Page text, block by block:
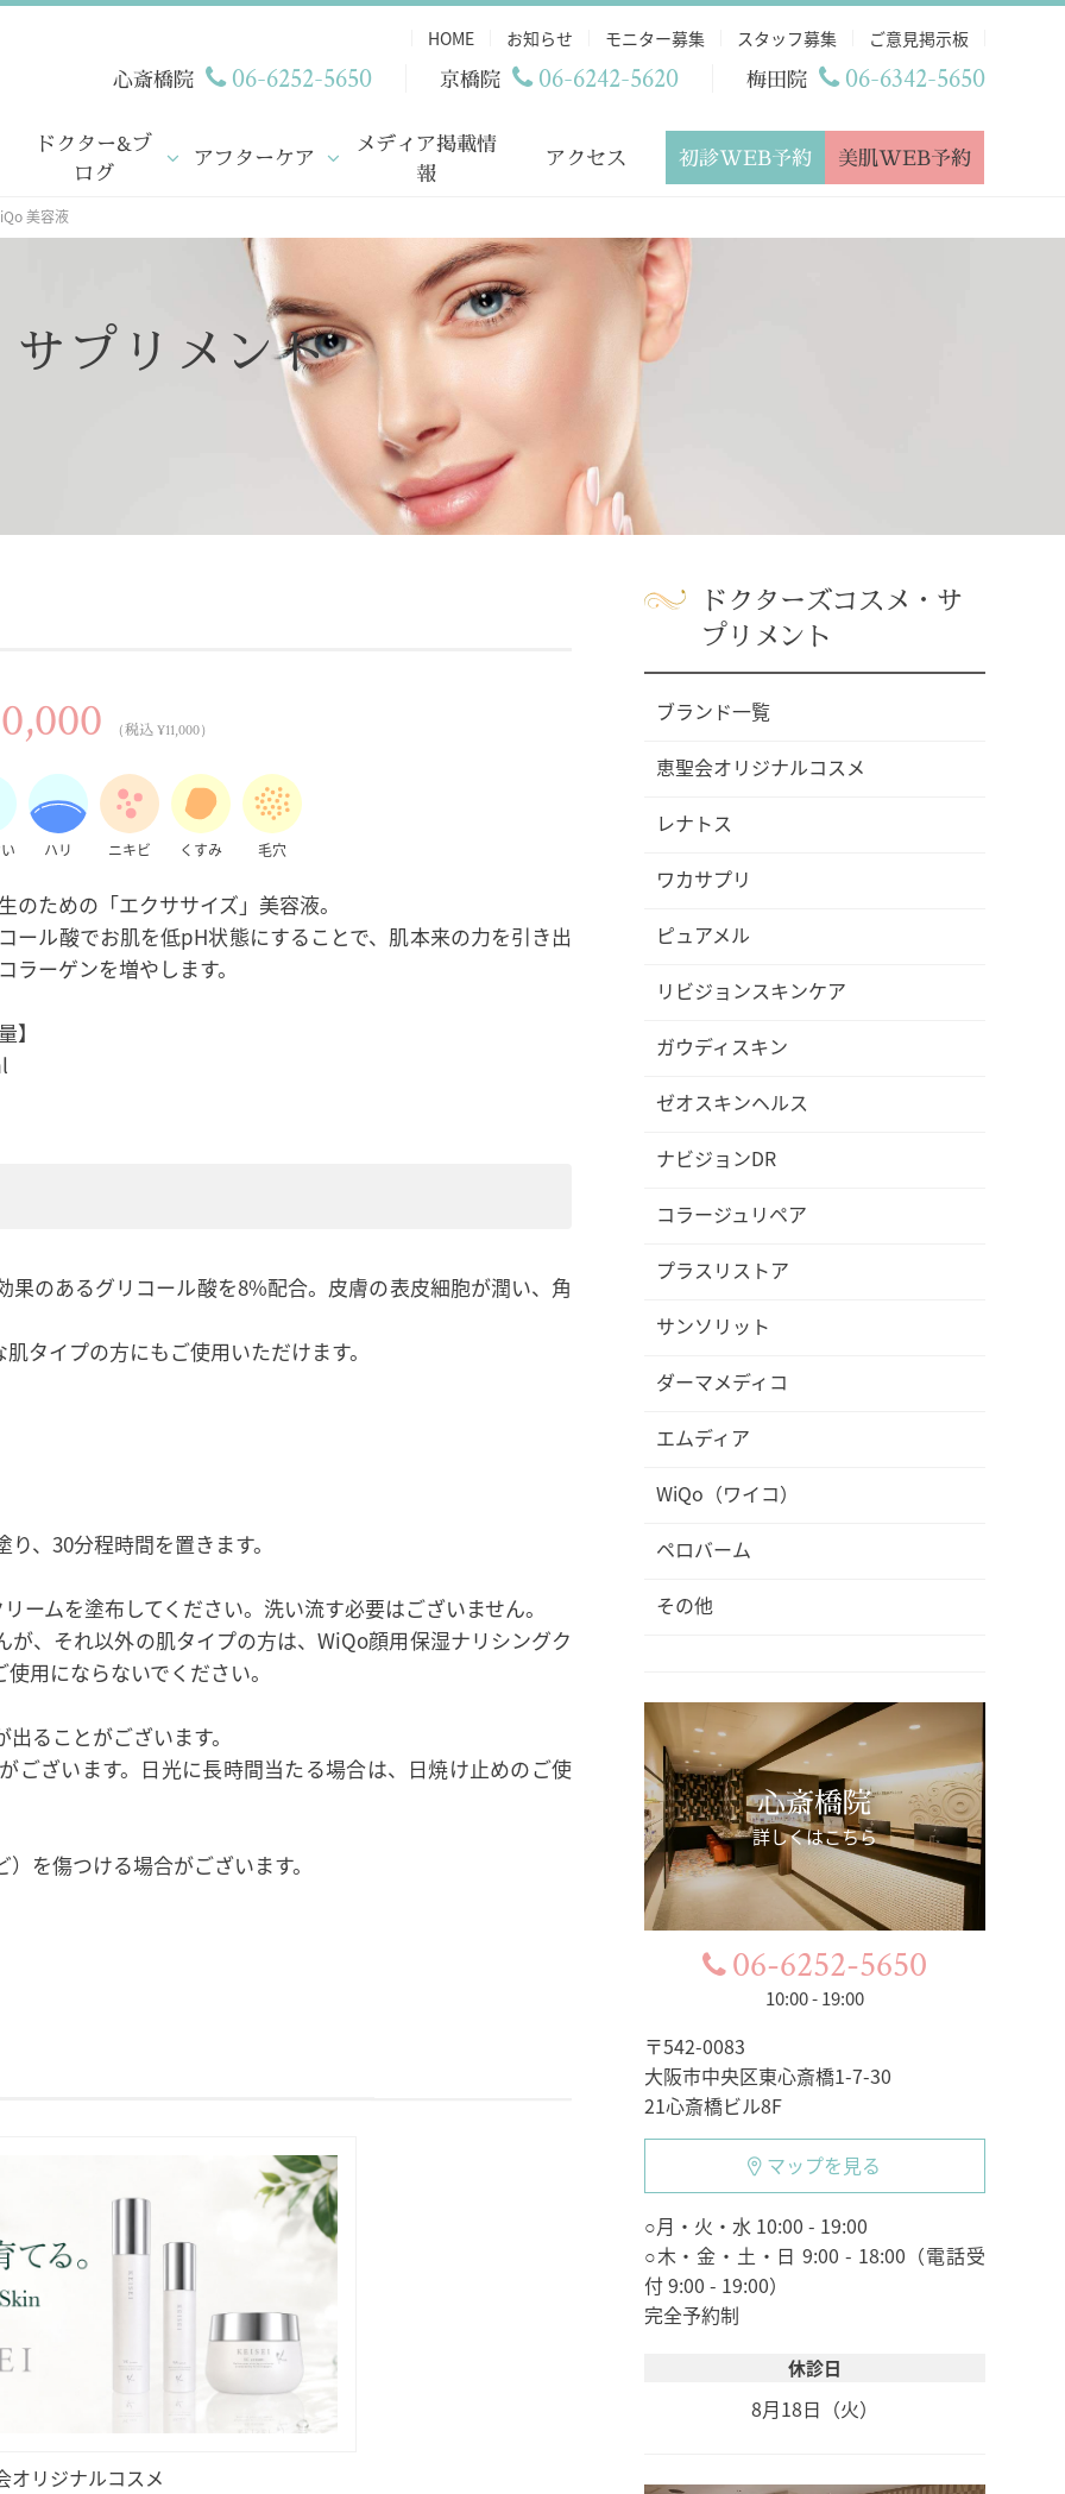
HOME お知らせ モニター募集 スタッフ募集 ご意見掲示板
梅田院 06-6342-5650
京橋院 06-6242-5620
心斎橋院 06-6252-5650
ドクター&ブ
ログ
アフターケア
メディア掲載情
報
アクセス 初診WEB予約 美肌WEB予約
美容液
プリメント
（税込 ¥11,000）
ハリ ニキビ くすみ 毛穴
のための「エクササイズ」美容液。
ール酸でお肌を低pH状態にすることで、肌本来の力を引き出
ラーゲンを増やします。
】
のあるグリコール酸を8%配合。皮膚の表皮細胞が潤い、角
タイプの方にもご使用いただけます。
、30分程時間を置きます。
ームを塗布してください。洗い流す必要はございません。
、それ以外の肌タイプの方は、WiQo顔用保湿ナリシングク
用にならないでください。
ることがございます。
ざいます。日光に長時間当たる場合は、日焼け止めのご使
を傷つける場合がございます。
オリジナルコスメ
ドクターズコスメ・サ
プリメント
ブランド一覧
恵聖会オリジナルコスメ
レナトス
ワカサプリ
ピュアメル
リビジョンスキンケア
ガウディスキン
ゼオスキンヘルス
ナビジョンDR
コラージュリペア
プラスリストア
サンソリット
ダーマメディコ
エムディア
WiQo（ワイコ）
ペロバーム
その他
心斎橋院
詳しくはこちら
06-6252-5650
10:00 - 19:00
〒542-0083
大阪市中央区東心斎橋1-7-30
21心斎橋ビル8F
マップを見る
○月・火・水 10:00 - 19:00
○木・金・土・日 9:00 - 18:00（電話受
付 9:00 - 19:00）
完全予約制
休診日
8月18日（火）